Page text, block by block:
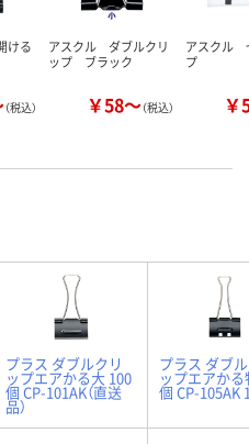
ける
（税込）
アスクル ダブルクリ
ップ ブラック
￥58～（税込）
アスクル
プ
￥
プラス ダブルクリ
ップエアかる大 100
個 CP-101AK（直送
品）
プラス ダブ
ップエアか
個 CP-105AK